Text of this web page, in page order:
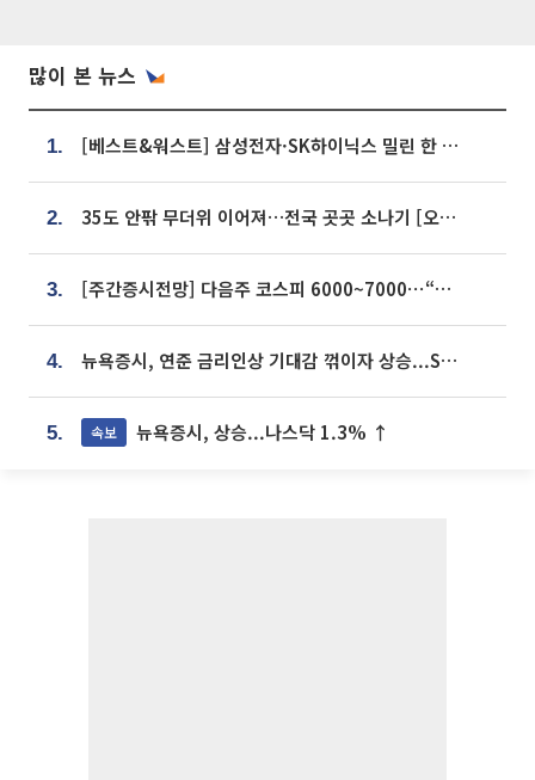
많이 본 뉴스
1. [베스트&워스트] 삼성전자·SK하이닉스 밀린 한 주…상상인증권은 85% 급등
2. 35도 안팎 무더위 이어져…전국 곳곳 소나기 [오늘 날씨]
3. [주간증시전망] 다음주 코스피 6000~7000⋯“外人 수급은 정책이 변수”
4. 뉴욕증시, 연준 금리인상 기대감 꺾이자 상승...S&P500 사상 최고치 [종합]
5. 속보 뉴욕증시, 상승...나스닥 1.3% ↑